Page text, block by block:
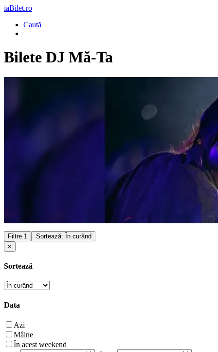
iaBilet.ro
Caută
Bilete DJ Mă-Ta
Filtre 1
Sortează: În curând
×
Sortează
Data
Azi
Mâine
În acest weekend